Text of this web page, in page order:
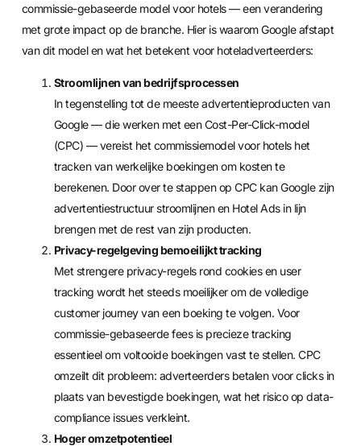
commissie-gebaseerde model voor hotels — een verandering
met grote impact op de branche. Hier is waarom Google afstapt
van dit model en wat het betekent voor hoteladverteerders:
Stroomlijnen van bedrijfsprocessen
In tegenstelling tot de meeste advertentieproducten van
Google — die werken met een Cost-Per-Click-model
(CPC) — vereist het commissiemodel voor hotels het
tracken van werkelijke boekingen om kosten te
berekenen. Door over te stappen op CPC kan Google zijn
advertentiestructuur stroomlijnen en Hotel Ads in lijn
brengen met de rest van zijn producten.
Privacy-regelgeving bemoeilijkt tracking
Met strengere privacy-regels rond cookies en user
tracking wordt het steeds moeilijker om de volledige
customer journey van een boeking te volgen. Voor
commissie-gebaseerde fees is precieze tracking
essentieel om voltooide boekingen vast te stellen. CPC
omzeilt dit probleem: adverteerders betalen voor clicks in
plaats van bevestigde boekingen, wat het risico op data-
compliance issues verkleint.
Hoger omzetpotentieel